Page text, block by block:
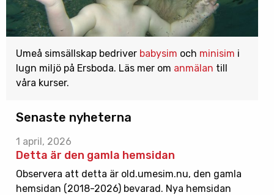
Umeå simsällskap bedriver babysim och minisim i
lugn miljö på Ersboda. Läs mer om anmälan till
våra kurser.
Senaste nyheterna
1 april, 2026
Detta är den gamla hemsidan
Observera att detta är old.umesim.nu, den gamla
hemsidan (2018-2026) bevarad. Nya hemsidan